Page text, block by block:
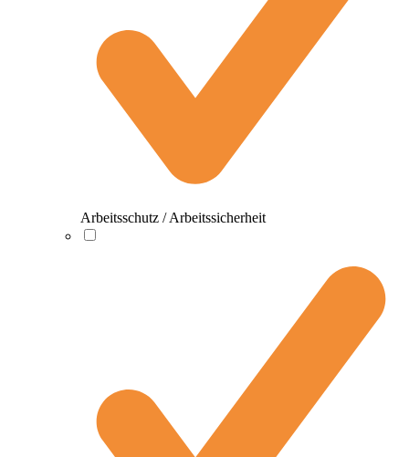
Arbeitsschutz / Arbeitssicherheit